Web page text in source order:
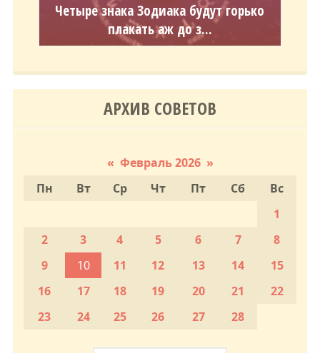
Четыре знака Зодиака будут горько
плакать аж до з...
АРХИВ СОВЕТОВ
« Февраль 2026 »
Пн
Вт Ср Чт Пт Сб
Вс
1
2
3 4 5 6 7
8
9
10 11 12 13 14
15
16
17 18 19 20 21
22
23
24 25 26 27 28